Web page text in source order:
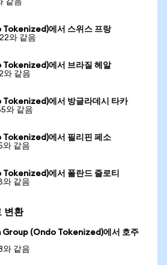
같음
에서 스위스 프랑
와 같음
에서 브라질 헤알
와 같음
에서 방글라데시 타카
와 같음
에서 필리핀 페소
와 같음
에서 폴란드 즐로티
와 같음
변환
(Ondo Tokenized)에서 호주
와 같음